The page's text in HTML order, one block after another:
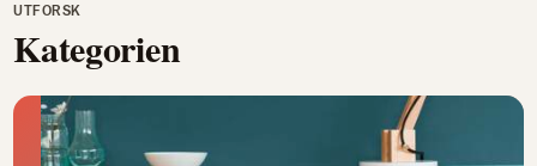
UTFORSK
Kategorien